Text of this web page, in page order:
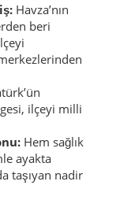
Havza’nın
beri
ilçeyi milli
Hem sağlık
ayakta
taşıyan nadir